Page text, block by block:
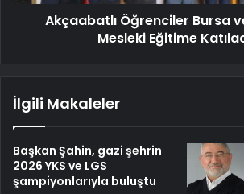
Akçaabatlı Öğrenciler Bursa
Mesleki Eğitime
İlgili Makaleler
Başkan Şahin, gazi şehrin
2026 YKS ve LGS
şampiyonlarıyla buluştu